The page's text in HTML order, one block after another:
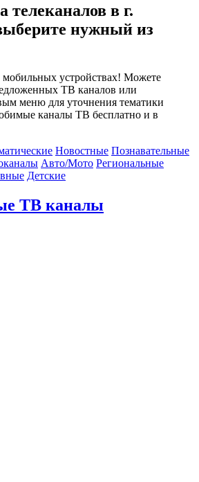
телеканалов в г.
нужный из
устройствах! Можете
ТВ каналов или
меню для уточнения тематики
каналы ТВ бесплатно и в
Новостные Познавательные
Авто/Мото Региональные
Детские
ТВ каналы